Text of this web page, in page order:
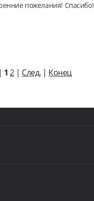
пожелания! Спасибо!
1 2| След. | Конец